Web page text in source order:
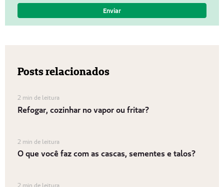
Posts relacionados
2 min de leitura
Refogar, cozinhar no vapor ou fritar?
2 min de leitura
O que você faz com as cascas, sementes e talos?
2 min de leitura